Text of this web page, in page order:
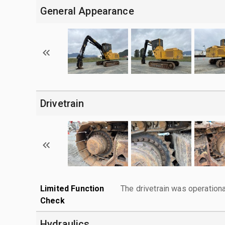
General Appearance
Drivetrain
Limited Function
Check
The drivetrain was